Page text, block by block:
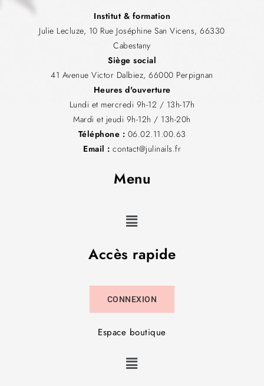
Institut & formation
Julie Lecluze, 10 Rue Joséphine San Vicens, 66330
Cabestany
Siège social
41 Avenue Victor Dalbiez, 66000 Perpignan
Heures d'ouverture
Lundi et mercredi 9h-12 / 13h-17h
Mardi et jeudi 9h-12h / 13h-20h
Téléphone : 06.02.11.00.63
Email : contact@julinails.fr
Menu
Accès rapide
CONNEXION
Espace boutique